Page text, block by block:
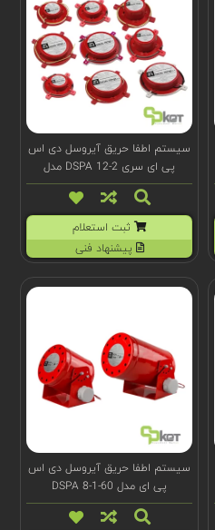
سیستم اطفا حریق آیروسل دی اس
پی ای سری DSPA 12-2 مدل
(e)100021
ثبت استعلام
پیشنهاد فنی
سیستم اطفا حریق آیروسل دی اس
پی ای مدل 60-1-DSPA 8